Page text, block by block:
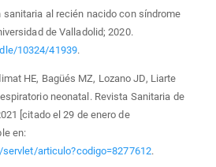
sanitaria al recién nacido con síndrome
de Valladolid; 2020.
10324/41939.
HE, Bagüés MZ, Lozano JD, Liarte
neonatal. Revista Sanitaria de
[citado el 29 de enero de
en:
articulo?codigo=8277612.